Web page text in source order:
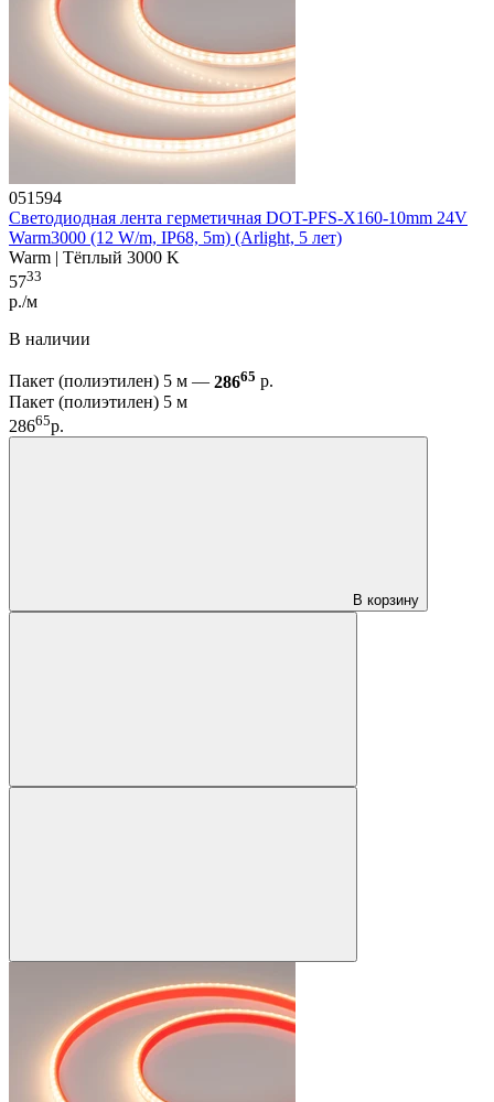
051594
Светодиодная лента герметичная DOT-PFS-X160-10mm 24V
Warm3000 (12 W/m, IP68, 5m) (Arlight, 5 лет)
Warm | Тёплый 3000 K
5733
р./м
В наличии
Пакет (полиэтилен) 5 м — 28665 р.
Пакет (полиэтилен) 5 м
28665р.
В корзину